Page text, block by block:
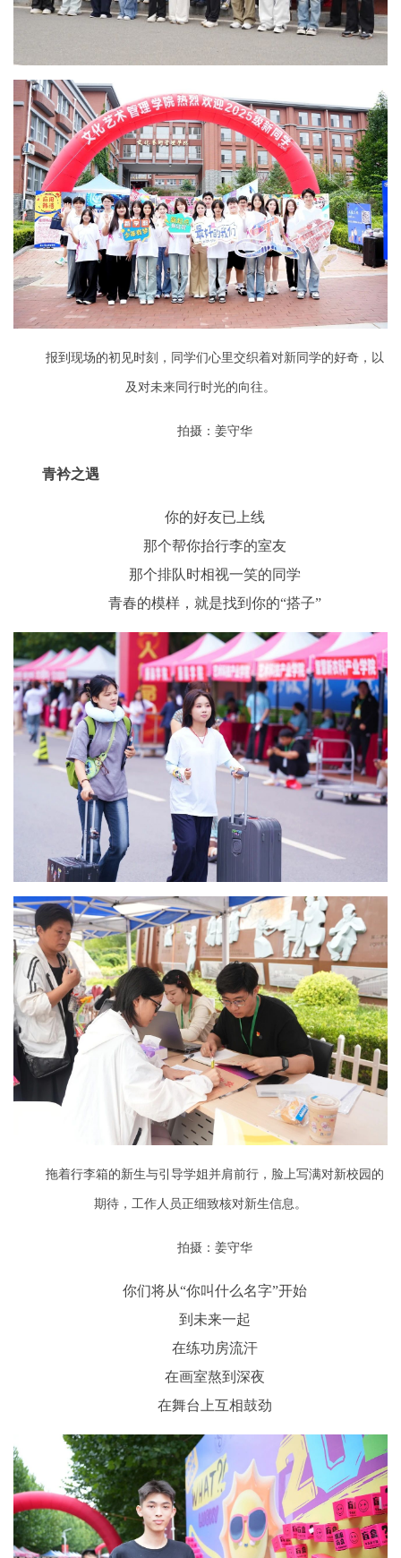
报到现场的初见时刻，同学们心里交织着对新同学的好奇，以
及对未来同行时光的向往。
拍摄：姜守华
青衿之遇
你的好友已上线
那个帮你抬行李的室友
那个排队时相视一笑的同学
青春的模样，就是找到你的“搭子”
拖着行李箱的新生与引导学姐并肩前行，脸上写满对新校园的
期待，工作人员正细致核对新生信息。
拍摄：姜守华
你们将从“你叫什么名字”开始
到未来一起
在练功房流汗
在画室熬到深夜
在舞台上互相鼓劲